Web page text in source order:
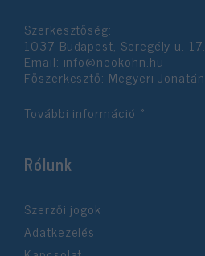
Szerkesztőség:
1037 Budapest, Seregély u. 17.
Email: info@neokohn.hu
Főszerkesztő: Megyeri Jonatán
További információ »
Rólunk
Szerzői jogok
Adatkezelés